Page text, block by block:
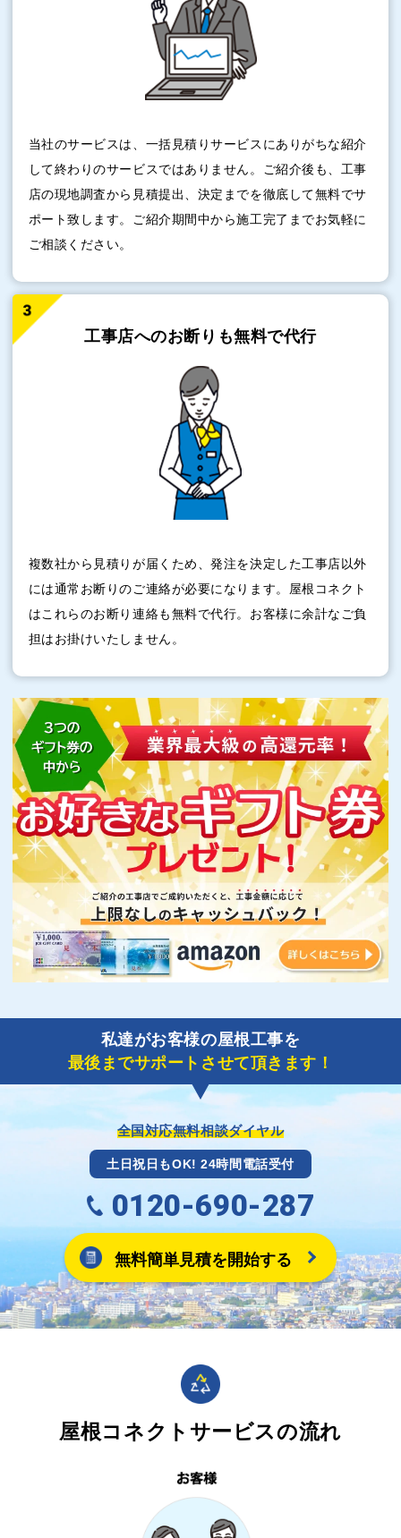
当社のサービスは、一括見積りサービスにありがちな紹介
して終わりのサービスではありません。ご紹介後も、工事
店の現地調査から見積提出、決定までを徹底して無料でサ
ポート致します。ご紹介期間中から施工完了までお気軽に
ご相談ください。
工事店へのお断りも無料で代行
複数社から見積りが届くため、発注を決定した工事店以外
には通常お断りのご連絡が必要になります。屋根コネクト
はこれらのお断り連絡も無料で代行。お客様に余計なご負
担はお掛けいたしません。
私達がお客様の屋根工事を
最後までサポートさせて頂きます！
全国対応無料相談ダイヤル
土日祝日もOK! 24時間電話受付
0120-690-287
無料簡単見積を開始する
屋根コネクトサービスの流れ